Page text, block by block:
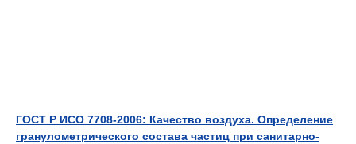
ГОСТ Р ИСО 7708-2006: Качество воздуха. Определение
гранулометрического состава частиц при санитарно-